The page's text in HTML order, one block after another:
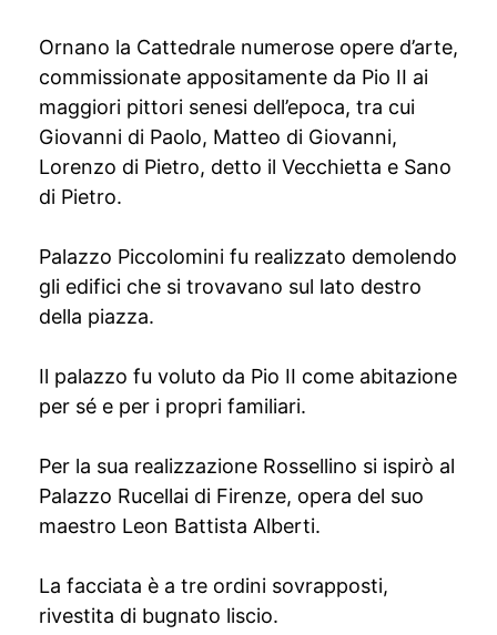
Ornano la Cattedrale numerose opere d’arte,
commissionate appositamente da Pio II ai
maggiori pittori senesi dell’epoca, tra cui
Giovanni di Paolo, Matteo di Giovanni,
Lorenzo di Pietro, detto il Vecchietta e Sano
di Pietro.
Palazzo Piccolomini fu realizzato demolendo
gli edifici che si trovavano sul lato destro
della piazza.
Il palazzo fu voluto da Pio II come abitazione
per sé e per i propri familiari.
Per la sua realizzazione Rossellino si ispirò al
Palazzo Rucellai di Firenze, opera del suo
maestro Leon Battista Alberti.
La facciata è a tre ordini sovrapposti,
rivestita di bugnato liscio.